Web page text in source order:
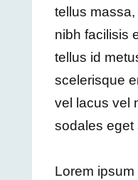
tellus
nibh facilisis
tellus id
scelerisque
vel lacus vel
sodales eget
Lorem